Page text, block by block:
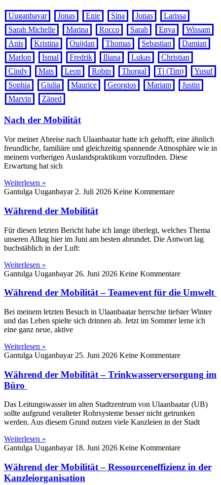
Uuganbayar Jonas Enie Sina Jonas
Larissa
Sarah Michelle
Marina Rocco Sarah Enya
Wissam
Anis
Kristina Ouijdan Thomas Sebastian
Damian
Marlon
Ismal Fredrik Iliana Lukas
Christian
Cindy
Mats Leon Robin Thorgal Tj (Tim)
Yusuf
Sophia
Giulia Maurice Georgios Mariam
Justin
Marvin
Zäned
Nach der Mobilität
Vor meiner Abreise nach Ulaanbaatar hatte ich gehofft, eine ähnlich
freundliche, familiäre und gleichzeitig spannende Atmosphäre wie in
meinem vorherigen Auslandspraktikum vorzufinden. Diese
Erwartung hat sich
Weiterlesen »
Gantulga Uuganbayar 2. Juli 2026 Keine Kommentare
Während der Mobilität
Für diesen letzten Bericht habe ich lange überlegt, welches Thema
unseren Alltag hier im Juni am besten abrundet. Die Antwort lag
buchstäblich in der Luft:
Weiterlesen »
Gantulga Uuganbayar 26. Juni 2026 Keine Kommentare
Während der Mobilität – Teamevent für die Umwelt
Bei meinem letzten Besuch in Ulaanbaatar herrschte tiefster Winter
und das Leben spielte sich drinnen ab. Jetzt im Sommer lerne ich
eine ganz neue, aktive
Weiterlesen »
Gantulga Uuganbayar 25. Juni 2026 Keine Kommentare
Während der Mobilität – Trinkwasserversorgung im
Büro
Das Leitungswasser im alten Stadtzentrum von Ulaanbaatar (UB)
sollte aufgrund veralteter Rohrsysteme besser nicht getrunken
werden. Aus diesem Grund nutzen viele Kanzleien in der Stadt
Weiterlesen »
Gantulga Uuganbayar 18. Juni 2026 Keine Kommentare
Während der Mobilität – Ressourceneffizienz in der
Kanzleiorganisation